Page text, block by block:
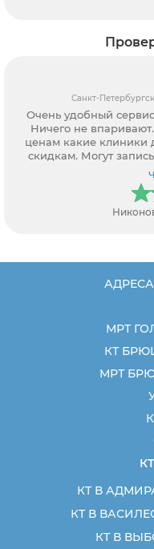
Санкт-
Очень удобный
Ничего не
ценам какие клиники
скидкам. Могут
МРТ
КТ
МРТ
КТ В
КТ В
КТ В